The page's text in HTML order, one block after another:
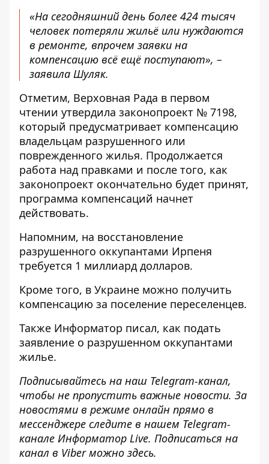
«На сегодняшний день более 424 тысяч
человек потеряли жильё или нуждаются
в ремонте, впрочем заявки на
компенсацию всё ещё поступают», –
заявила Шуляк.
Отметим, Верховная Рада в первом
чтении утвердила законопроект № 7198,
который предусматривает компенсацию
владельцам разрушенного или
поврежденного жилья. Продолжается
работа над правками и после того, как
законопроект окончательно будет принят,
программа компенсаций начнет
действовать.
Напомним, на восстановление
разрушенного оккупантами Ирпеня
требуется 1 миллиард долларов.
Кроме того, в Украине можно получить
компенсацию за поселение переселенцев.
Также Информатор писал, как подать
заявление о разрушенном оккупантами
жилье.
Подписывайтесь на наш Telegram-канал,
чтобы не пропустить важные новости. За
новостями в режиме онлайн прямо в
мессенджере следите в нашем Telegram-
канале Информатор Live. Подписаться на
канал в Viber можно здесь.